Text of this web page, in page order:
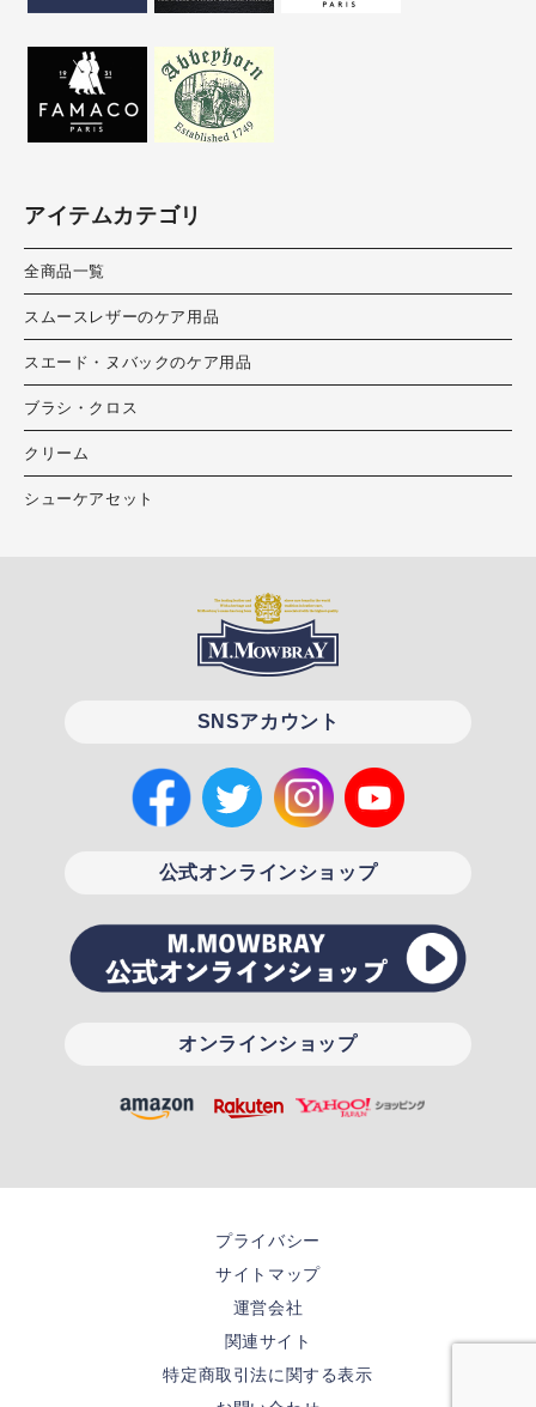
アイテムカテゴリ
全商品一覧
スムースレザーのケア用品
スエード・ヌバックのケア用品
ブラシ・クロス
クリーム
シューケアセット
SNSアカウント
公式オンラインショップ
オンラインショップ
プライバシー
サイトマップ
運営会社
関連サイト
特定商取引法に関する表示